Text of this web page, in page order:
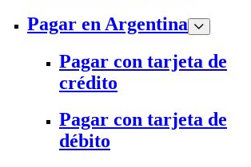
Pagar en Argentina
Pagar con tarjeta de
crédito
Pagar con tarjeta de
débito